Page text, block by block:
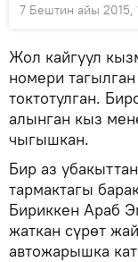
7 Бештин айы 2015,
Жол кайгуул
номери
токтотулган.
алынган кыз
чыгышкан.
Бир аз
тармактагы
Бириккен Араб
жаткан сүрөт
автожарышка